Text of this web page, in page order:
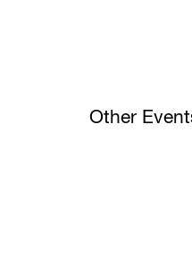
Other